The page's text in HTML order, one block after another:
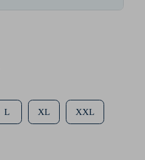
L XL XXL